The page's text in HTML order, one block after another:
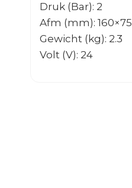
Druk (Bar): 2
Afm (mm): 160×75
Gewicht (kg): 2.3
Volt (V): 24